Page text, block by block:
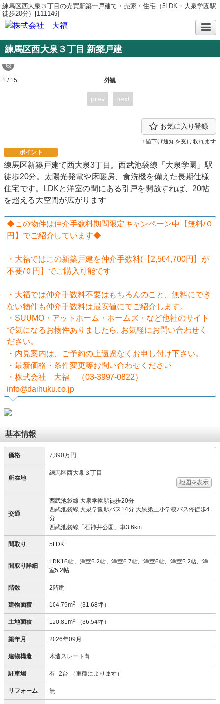
練馬区西大泉３丁目の売買新築一戸建て・売家・住宅（5LDK・大泉学園駅
徒歩20分）[111146]
練馬区西大泉３丁目 新築戸建
外観
1 / 15
prev next
お気に入り登録
↑値下げ通知を受け取れます
ポイント
練馬区新築戸建て西大泉3丁目。西武池袋線「大泉学園」駅
徒歩20分。太陽光発電や床暖房、食洗機を備えた長期仕様
住宅です。LDKと洋室の間にある引戸を開放すれば、20帖
を超える大空間が広がります
◆この物件は仲介手数料期間限定キャンペーン中【無料/０
円】でご紹介しています◆
・大福ではこの新築戸建を仲介手数料(【2,504,700円】が
不要/０円】でご購入可能です
・大福では仲介手数料不要はもちろんのこと、無料にでき
ない物件も仲介手数料は最安値にてご紹介します。
・SUUMO・アットホーム・ホームズ・など他社のサイト
で気になるお物件ありましたら, お気軽にお問い合わせく
ださい。
・内見案内は、ご予約の上遠慮なくお申し付け下さい。
・最新価格・条件変更等お問い合わせください
・株式会社 大福 （03-3997-0822）
info@daihuku.co.jp
基本情報
価格 7,390万円
所在地
練馬区西大泉３丁目
地図を表示
交通
西武池袋線 大泉学園駅徒歩20分
西武池袋線 大泉学園駅バス14分 大泉第三小学校バス停徒歩4
分
西武池袋線「石神井公園」車3.6km
間取り 5LDK
間取り詳細
LDK16帖、洋室5.2帖、洋室6.7帖、洋室6帖、洋室5.2帖、洋
室5.2帖
階数 2階建
建物面積 104.75m2 （31.68坪）
土地面積 120.81m2 （36.54坪）
築年月 2026年09月
建物構造 木造スレート葺
駐車場 有 2台 （車種によります）
リフォーム 無